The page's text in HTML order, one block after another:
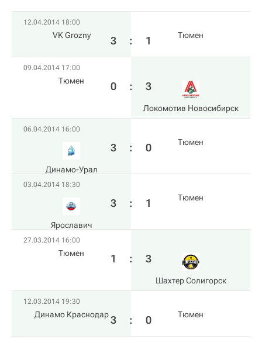
12.04.2014 18:00
VK Grozny 3 : 1 Тюмен
09.04.2014 17:00
Тюмен 0 : 3
Локомотив Новосибирск
06.04.2014 16:00
Динамо-Урал
3 : 0 Тюмен
03.04.2014 18:30
Ярославич
3 : 1 Тюмен
27.03.2014 16:00
Тюмен 1 : 3
Шахтер Солигорск
12.03.2014 19:30
Динамо Краснодар 3 : 0 Тюмен